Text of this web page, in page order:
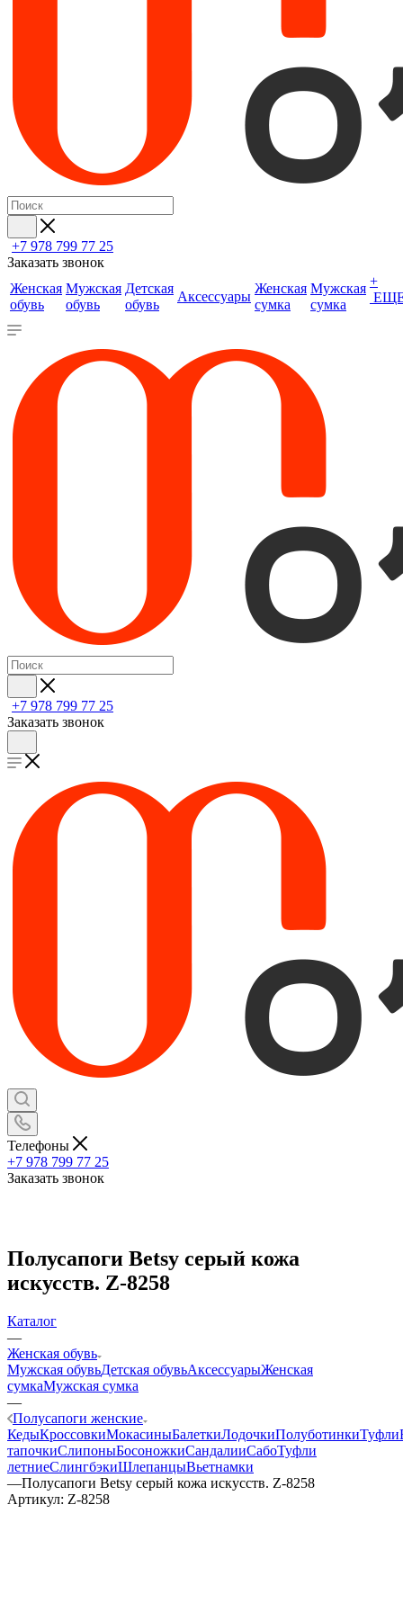
+7 978 799 77 25
Заказать звонок
Женская
обувь
Мужская
обувь
Детская
обувь
Аксессуары
Женская
сумка
Мужская
сумка
+
+7 978 799 77 25
Заказать звонок
Телефоны
+7 978 799 77 25
Заказать звонок
Полусапоги Betsy серый кожа
искусств. Z-8258
Каталог
—
Женская обувь
Мужская обувьДетская обувьАксессуарыЖенская
сумкаМужская сумка
—
Полусапоги женские
КедыКроссовкиМокасиныБалеткиЛодочкиПолуботинкиТуфли
тапочкиСлипоныБосоножкиСандалииСабоТуфли
летниеСлингбэкиШлепанцыВьетнамки
—Полусапоги Betsy серый кожа искусств. Z-8258
Артикул: Z-8258